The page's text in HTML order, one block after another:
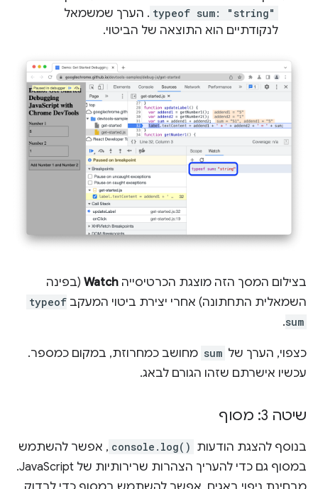
typeof sum: "string" . הערך שמשמאל
לנקודתיים הוא התוצאה של הביטוי.
בצילום המסך הזה מוצגת הכרטיסייה Watch (בפינה
השמאלית התחתונה) אחרי יצירת ביטוי המעקב typeof
sum
.
כצפוי, הערך של sum מחושב כמחרוזת, במקום כמספר.
עכשיו אישרתם שזהו הגורם לבאג.
שיטה 3: מסוף
בנוסף להצגת הודעות console.log() , אפשר להשתמש
במסוף גם כדי להעריך הצהרות שרירותיות של JavaScript.